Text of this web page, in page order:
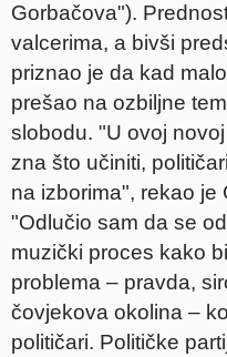
Gorbačova").
valcerima, a bivši
priznao je da kad
prešao na ozbiljne
slobodu. "U ovoj
zna što učiniti,
na izborima", rekao je
"Odlučio sam da se
muzički proces kako
problema – pravda,
čovjekova okolina –
političari. Političke